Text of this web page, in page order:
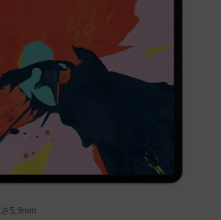
5.9mm